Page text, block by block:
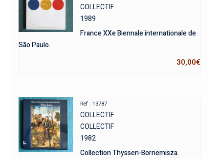
COLLECTIF
1989
France XXe Biennale internationale de
São Paulo.
30,00€
Réf : 13787
COLLECTIF
COLLECTIF
1982
Collection Thyssen-Bornemisza.